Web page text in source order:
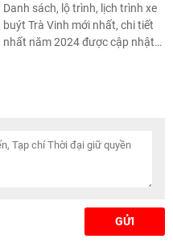
Danh sách, lộ trình, lịch trình xe
buýt Trà Vinh mới nhất, chi tiết
nhất năm 2024 được cập nhật
GỬI